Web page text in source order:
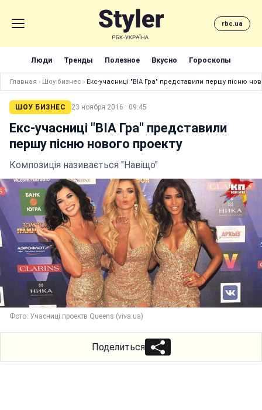
rbc.ua
Люди Тренды Полезное Вкусно Гороскопы
Главная › Шоу бизнес › Екс-учасниці "ВІА Гра" представили першу пісню
ШОУ БИЗНЕС 23 ноября 2016 · 09:45
Екс-учасниці "ВІА Гра" представили
першу пісню нового проекту
Композиція називається "Навіщо"
Фото: Учасниці проектв Queens (viva.ua)
Поделиться